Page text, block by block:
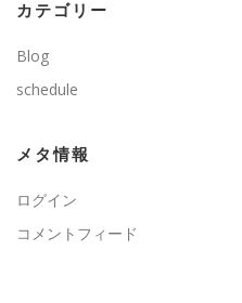
カテゴリー
Blog
schedule
メタ情報
ログイン
コメントフィード